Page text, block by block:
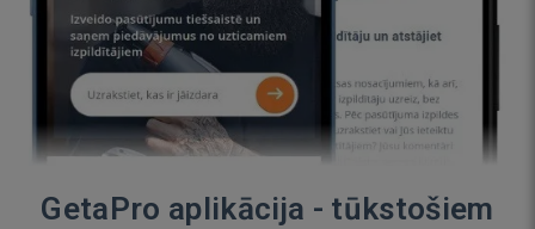
GetaPro aplikācija - tūkstošiem